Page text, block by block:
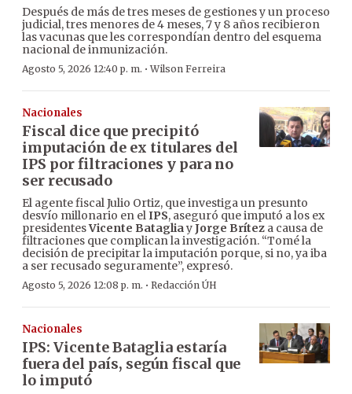
Después de más de tres meses de gestiones y un proceso
judicial, tres menores de 4 meses, 7 y 8 años recibieron
las vacunas que les correspondían dentro del esquema
nacional de inmunización.
Agosto 5, 2026 12:40 p. m. ·Wilson Ferreira
Nacionales
Fiscal dice que precipitó
imputación de ex titulares del
IPS por filtraciones y para no
ser recusado
El agente fiscal Julio Ortiz, que investiga un presunto
desvío millonario en elIPS, aseguró que imputó a los ex
presidentesVicente BatagliayJorge Brítez a causa de
filtraciones que complican la investigación. “Tomé la
decisión de precipitar la imputación porque, si no, ya iba
a ser recusado seguramente”, expresó.
Agosto 5, 2026 12:08 p. m. · Redacción ÚH
Nacionales
IPS: Vicente Bataglia estaría
fuera del país, según fiscal que
lo imputó